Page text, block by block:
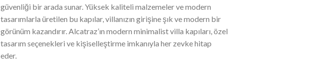
güvenliği bir arada sunar. Yüksek kaliteli malzemeler ve modern
tasarımlarla üretilen bu kapılar, villanızın girişine şık ve modern bir
görünüm kazandırır. Alcatraz’ın modern minimalist villa kapıları, özel
tasarım seçenekleri ve kişiselleştirme imkanıyla her zevke hitap
eder.